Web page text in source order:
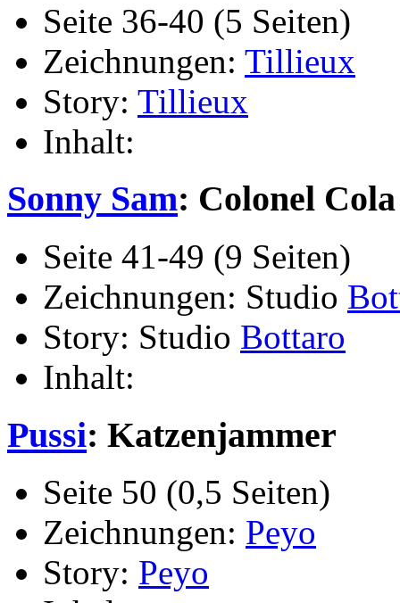
Seite 36-40 (5 Seiten)
Zeichnungen: Tillieux
Story: Tillieux
Inhalt:
Sonny Sam: Colonel
Seite 41-49 (9 Seiten)
Zeichnungen: Studio
Story: Studio Bottaro
Inhalt:
Pussi: Katzenjammer
Seite 50 (0,5 Seiten)
Zeichnungen: Peyo
Story: Peyo